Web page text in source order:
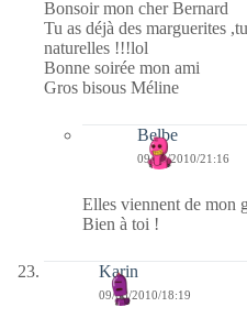
Bonsoir mon cher Bernard
Tu as déjà des marguerites
naturelles !!!lol
Bonne soirée mon ami
Gros bisous Méline
Belbe
09/03/2010/21:16
Elles viennent de mon
Bien à toi !
Karin
09/03/2010/18:19